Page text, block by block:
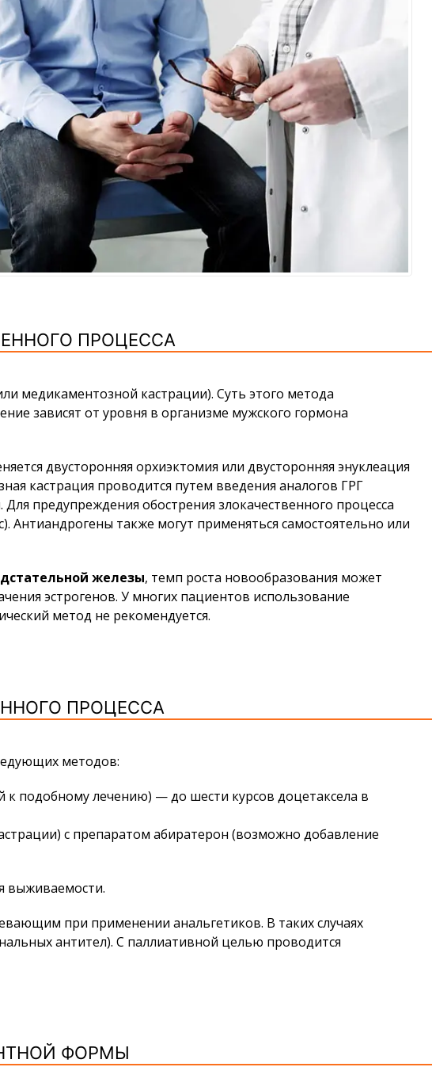
ПРОЦЕССА
медикаментозной кастрации). Суть этого метода
зависят от уровня в организме мужского гормона
двусторонняя орхиэктомия или двусторонняя энуклеация
кастрация проводится путем введения аналогов ГРГ
предупреждения обострения злокачественного процесса
Антиандрогены также могут применяться самостоятельно или
железы, темп роста новообразования может
эстрогенов. У многих пациентов использование
метод не рекомендуется.
ПРОЦЕССА
методов:
к подобному лечению) — до шести курсов доцетаксела в
с препаратом абиратерон (возможно добавление
выживаемости.
при применении анальгетиков. В таких случаях
антител). С паллиативной целью проводится
ФОРМЫ